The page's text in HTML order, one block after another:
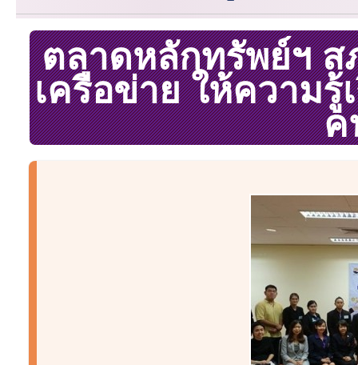
ตลาดหลักทรัพย์ฯ ส
เครือข่าย ให้ความรู้
ค